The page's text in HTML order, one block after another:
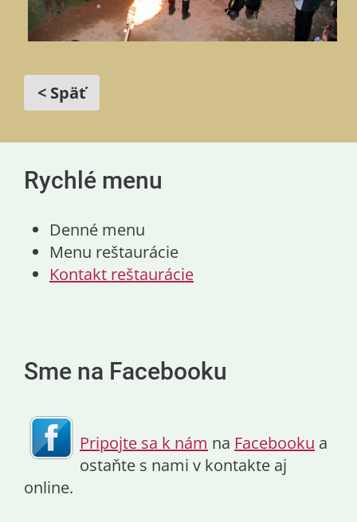
< Späť
Rychlé menu
Denné menu
Menu reštaurácie
Kontakt reštaurácie
Sme na Facebooku
Pripojte sa k nám na Facebooku a
ostaňte s nami v kontakte aj
online.